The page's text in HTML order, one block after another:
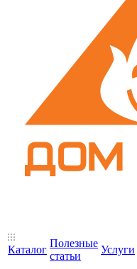
Каталог
Полезные
статьи
Услуги